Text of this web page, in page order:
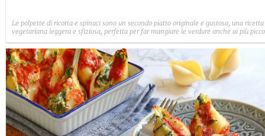
Le polpette di ricotta e spinaci sono un secondo piatto originale e gustoso, una ricetta
vegetariana leggera e sfiziosa, perfetta per far mangiare le verdure anche ai più